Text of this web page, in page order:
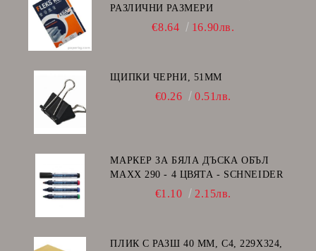
РАЗЛИЧНИ РАЗМЕРИ
€8.64 16.90лв.
ЩИПКИ ЧЕРНИ, 51ММ
€0.26 0.51лв.
МАРКЕР ЗА БЯЛА ДЪСКА ОБЪЛ
MAXX 290 - 4 ЦВЯТА - SCHNEIDER
€1.10 2.15лв.
ПЛИК С РАЗШ 40 MM, C4, 229Х324,